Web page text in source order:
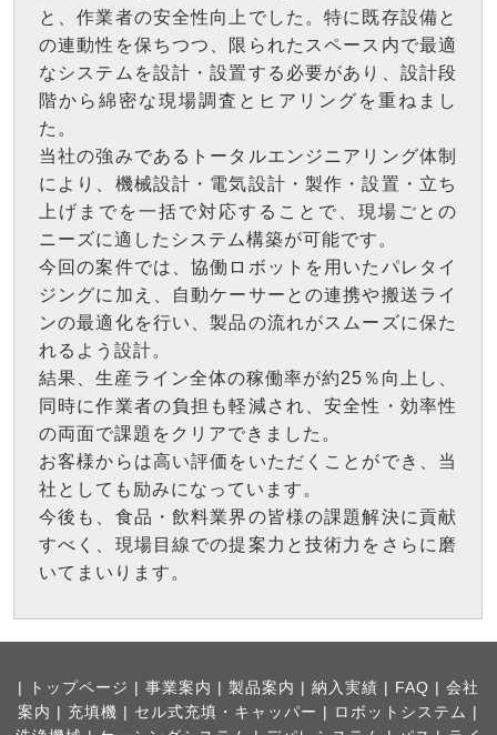
と、作業者の安全性向上でした。特に既存設備と
の連動性を保ちつつ、限られたスペース内で最適
なシステムを設計・設置する必要があり、設計段
階から綿密な現場調査とヒアリングを重ねまし
た。
当社の強みであるトータルエンジニアリング体制
により、機械設計・電気設計・製作・設置・立ち
上げまでを一括で対応することで、現場ごとの
ニーズに適したシステム構築が可能です。
今回の案件では、協働ロボットを用いたパレタイ
ジングに加え、自動ケーサーとの連携や搬送ライ
ンの最適化を行い、製品の流れがスムーズに保た
れるよう設計。
結果、生産ライン全体の稼働率が約25％向上し、
同時に作業者の負担も軽減され、安全性・効率性
の両面で課題をクリアできました。
お客様からは高い評価をいただくことができ、当
社としても励みになっています。
今後も、食品・飲料業界の皆様の課題解決に貢献
すべく、現場目線での提案力と技術力をさらに磨
いてまいります。
| トップページ | 事業案内 | 製品案内 | 納入実績 | FAQ | 会社
案内 | 充填機 | セル式充填・キャッパー | ロボットシステム |